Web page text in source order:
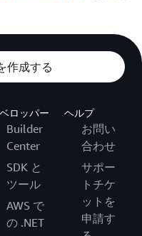
作成する
ロッパー
Builder
Center
SDK と
ツール
AWS で
の .NET
ヘルプ
お問い
合わせ
サポー
トチケ
ットを
申請す